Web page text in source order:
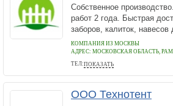
Собственное
работ 2 года. Быстрая
заборов, калиток,
КОМПАНИЯ ИЗ МОСКВЫ
АДРЕС: МОСКОВСКАЯ ОБЛАСТЬ,
ТЕЛ:ПОКАЗАТЬ
+7 (495) 095 10 30
ООО Технотент